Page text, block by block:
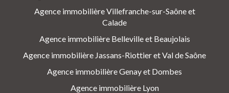
Agence immobilière Villefranche-sur-Saône et
Calade
Agence immobilière Belleville et Beaujolais
Agence immobilière Jassans-Riottier et Val de Saône
Agence immobilière Genay et Dombes
Agence immobilière Lyon